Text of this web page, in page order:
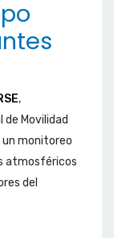
,
Movilidad
un monitoreo
atmosféricos
del